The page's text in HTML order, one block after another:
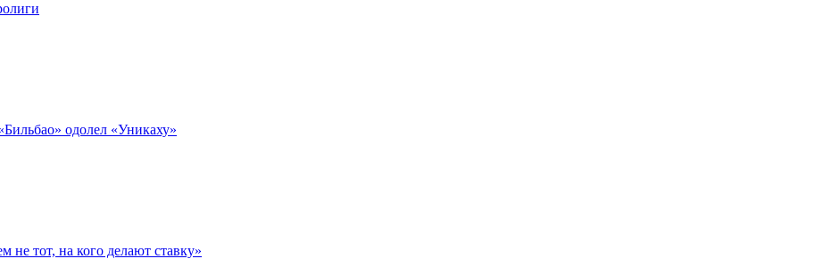
одолел «Уникаху»
не тот, на кого делают ставку»